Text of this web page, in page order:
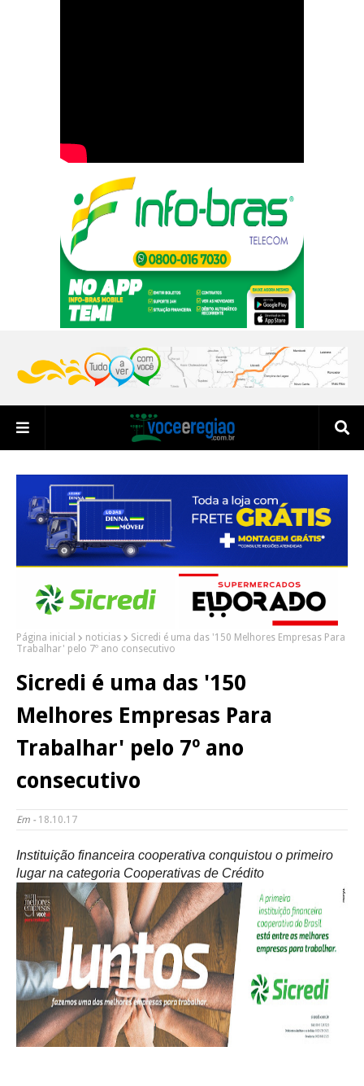
Página inicial noticias
Sicredi é uma das '150 Melhores Empresas Para
Trabalhar' pelo 7º ano consecutivo
Sicredi é uma das '150
Melhores Empresas Para
Trabalhar' pelo 7º ano
consecutivo
Em - 18.10.17
Instituição financeira cooperativa conquistou o primeiro
lugar na categoria Cooperativas de Crédito